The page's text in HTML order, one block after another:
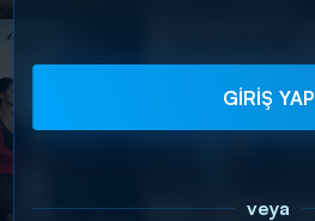
GİRİŞ YAP
veya